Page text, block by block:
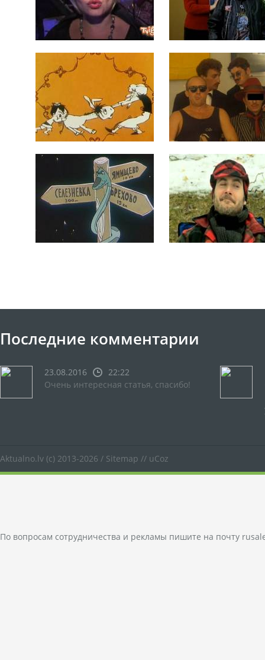
Последние комментарии
23.08.2016
22:22
Очень интересная статья, спасибо!
Aktualno.lv (c) 2013-2026 / Sitemap // uCoz
По вопросам сотрудничества и рекламы пишите на почту